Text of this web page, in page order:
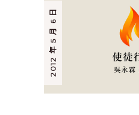
2012 年 5 月 6 日